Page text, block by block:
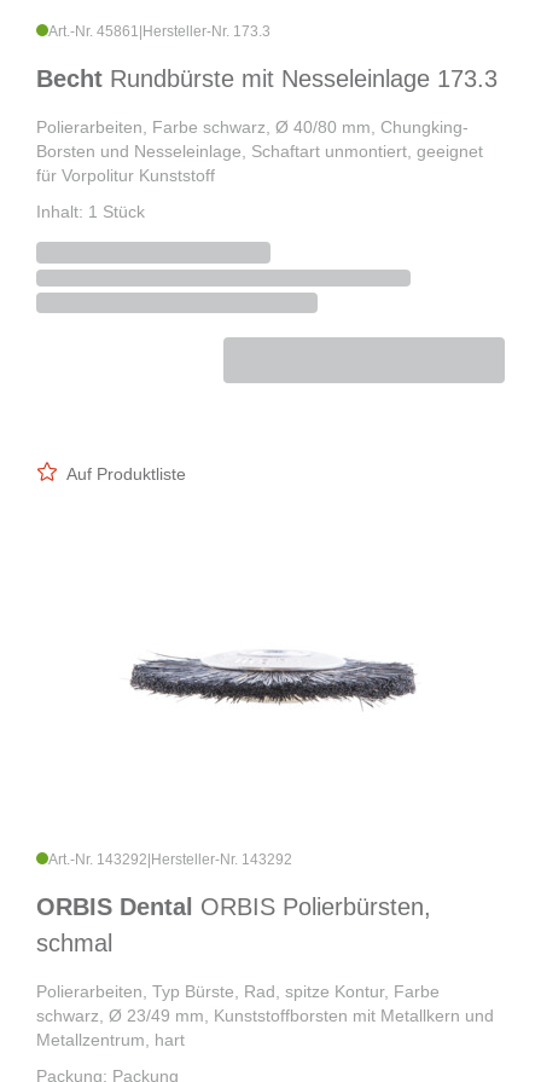
Art.-Nr. 45861 Hersteller-Nr. 173.3
Becht Rundbürste mit Nesseleinlage 173.3
Polierarbeiten, Farbe schwarz, Ø 40/80 mm, Chungking-
Borsten und Nesseleinlage, Schaftart unmontiert, geeignet
für Vorpolitur Kunststoff
Inhalt: 1 Stück
Auf Produktliste
Art.-Nr. 143292 Hersteller-Nr. 143292
ORBIS Dental ORBIS Polierbürsten,
schmal
Polierarbeiten, Typ Bürste, Rad, spitze Kontur, Farbe
schwarz, Ø 23/49 mm, Kunststoffborsten mit Metallkern und
Metallzentrum, hart
Packung: Packung